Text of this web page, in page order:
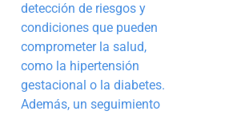
detección de riesgos y
condiciones que pueden
comprometer la salud,
como la hipertensión
gestacional o la diabetes.
Además, un seguimiento